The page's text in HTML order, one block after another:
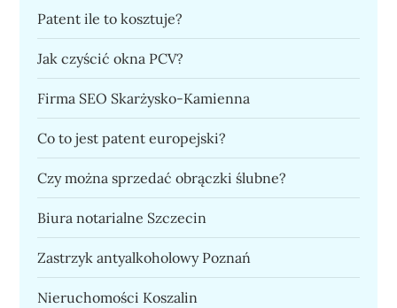
Patent ile to kosztuje?
Jak czyścić okna PCV?
Firma SEO Skarżysko-Kamienna
Co to jest patent europejski?
Czy można sprzedać obrączki ślubne?
Biura notarialne Szczecin
Zastrzyk antyalkoholowy Poznań
Nieruchomości Koszalin